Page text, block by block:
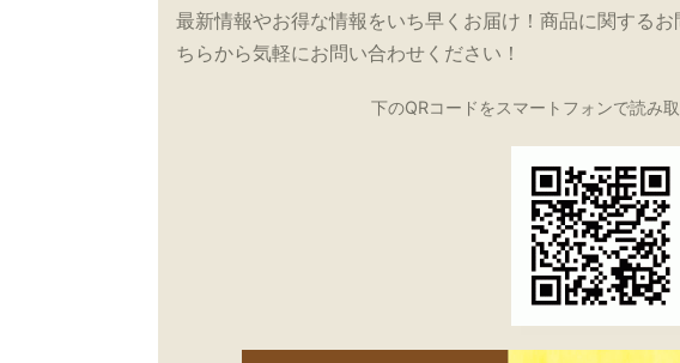
最新情報やお得な情報をいち早くお届け！商品に関する
ちらから気軽にお問い合わせください！
下のQRコードをスマートフォンで読み